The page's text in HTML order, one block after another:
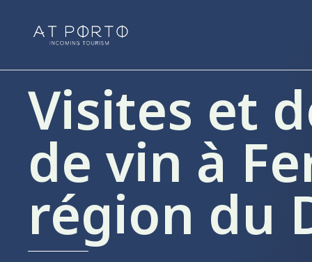
Visites et
de vin à
région du